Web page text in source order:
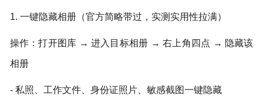
1. 一键隐藏相册（官方简略带过，实测实用性拉满）
操作：打开图库 → 进入目标相册 → 右上角四点 → 隐藏该
相册
- 私照、工作文件、身份证照片、敏感截图一键隐藏